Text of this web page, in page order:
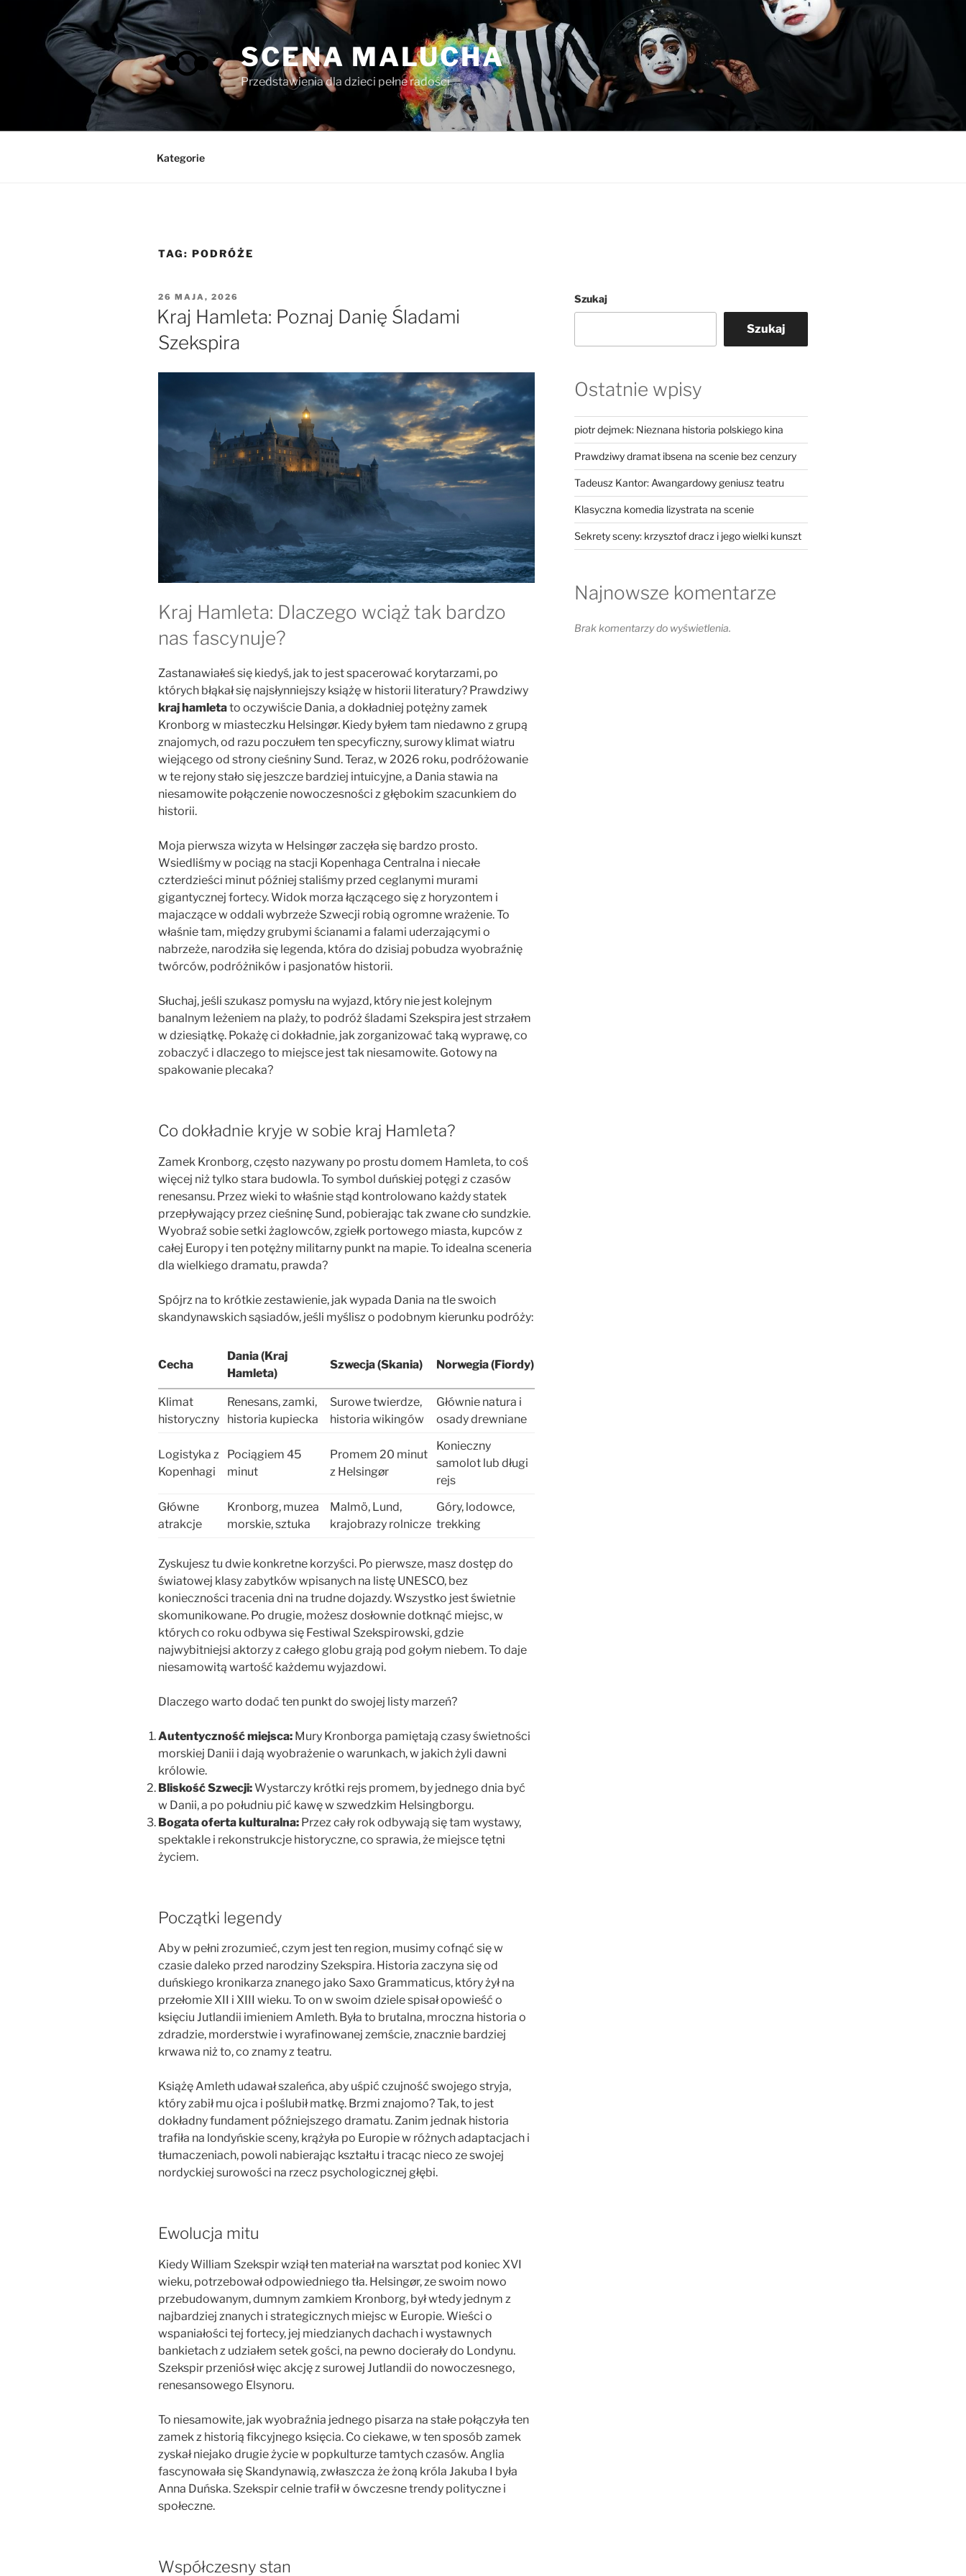
SCENA MALUCHA
Przedstawienia dla dzieci pełne radości
Kategorie
TAG: PODRÓŻE
OPUBLIKOWANE
W
26 MAJA, 2026
Kraj Hamleta: Poznaj Danię Śladami
Szekspira
Kraj Hamleta: Dlaczego wciąż tak bardzo
nas fascynuje?
Zastanawiałeś się kiedyś, jak to jest spacerować korytarzami, po
których błąkał się najsłynniejszy książę w historii literatury? Prawdziwy
kraj hamletato oczywiście Dania, a dokładniej potężny zamek
Kronborg w miasteczku Helsingør. Kiedy byłem tam niedawno z grupą
znajomych, od razu poczułem ten specyficzny, surowy klimat wiatru
wiejącego od strony cieśniny Sund. Teraz, w 2026 roku, podróżowanie
w te rejony stało się jeszcze bardziej intuicyjne, a Dania stawia na
niesamowite połączenie nowoczesności z głębokim szacunkiem do
historii.
Moja pierwsza wizyta w Helsingør zaczęła się bardzo prosto.
Wsiedliśmy w pociąg na stacji Kopenhaga Centralna i niecałe
czterdzieści minut później staliśmy przed ceglanymi murami
gigantycznej fortecy. Widok morza łączącego się z horyzontem i
majaczące w oddali wybrzeże Szwecji robią ogromne wrażenie. To
właśnie tam, między grubymi ścianami a falami uderzającymi o
nabrzeże, narodziła się legenda, która do dzisiaj pobudza wyobraźnię
twórców, podróżników i pasjonatów historii.
Słuchaj, jeśli szukasz pomysłu na wyjazd, który nie jest kolejnym
banalnym leżeniem na plaży, to podróż śladami Szekspira jest strzałem
w dziesiątkę. Pokażę ci dokładnie, jak zorganizować taką wyprawę, co
zobaczyć i dlaczego to miejsce jest tak niesamowite. Gotowy na
spakowanie plecaka?
Co dokładnie kryje w sobie kraj Hamleta?
Zamek Kronborg, często nazywany po prostu domem Hamleta, to coś
więcej niż tylko stara budowla. To symbol duńskiej potęgi z czasów
renesansu. Przez wieki to właśnie stąd kontrolowano każdy statek
przepływający przez cieśninę Sund, pobierając tak zwane cło sundzkie.
Wyobraź sobie setki żaglowców, zgiełk portowego miasta, kupców z
całej Europy i ten potężny militarny punkt na mapie. To idealna sceneria
dla wielkiego dramatu, prawda?
Spójrz na to krótkie zestawienie, jak wypada Dania na tle swoich
skandynawskich sąsiadów, jeśli myślisz o podobnym kierunku podróży:
Cecha
Dania (Kraj
Hamleta)
Szwecja (Skania) Norwegia (Fiordy)
Klimat
historyczny
Renesans, zamki,
historia kupiecka
Surowe twierdze,
historia wikingów
Głównie natura i
osady drewniane
Logistyka z
Kopenhagi
Pociągiem 45
minut
Promem 20 minut
z Helsingør
Konieczny
samolot lub długi
rejs
Główne
atrakcje
Kronborg, muzea
morskie, sztuka
Malmö, Lund,
krajobrazy rolnicze
Góry, lodowce,
trekking
Zyskujesz tu dwie konkretne korzyści. Po pierwsze, masz dostęp do
światowej klasy zabytków wpisanych na listę UNESCO, bez
konieczności tracenia dni na trudne dojazdy. Wszystko jest świetnie
skomunikowane. Po drugie, możesz dosłownie dotknąć miejsc, w
których co roku odbywa się Festiwal Szekspirowski, gdzie
najwybitniejsi aktorzy z całego globu grają pod gołym niebem. To daje
niesamowitą wartość każdemu wyjazdowi.
Dlaczego warto dodać ten punkt do swojej listy marzeń?
Autentyczność miejsca: Mury Kronborga pamiętają czasy świetności
morskiej Danii i dają wyobrażenie o warunkach, w jakich żyli dawni
królowie.
Bliskość Szwecji:Wystarczy krótki rejs promem, by jednego dnia być
w Danii, a po południu pić kawę w szwedzkim Helsingborgu.
Bogata oferta kulturalna: Przez cały rok odbywają się tam wystawy,
spektakle i rekonstrukcje historyczne, co sprawia, że miejsce tętni
życiem.
Początki legendy
Aby w pełni zrozumieć, czym jest ten region, musimy cofnąć się w
czasie daleko przed narodziny Szekspira. Historia zaczyna się od
duńskiego kronikarza znanego jako Saxo Grammaticus, który żył na
przełomie XII i XIII wieku. To on w swoim dziele spisał opowieść o
księciu Jutlandii imieniem Amleth. Była to brutalna, mroczna historia o
zdradzie, morderstwie i wyrafinowanej zemście, znacznie bardziej
krwawa niż to, co znamy z teatru.
Książę Amleth udawał szaleńca, aby uśpić czujność swojego stryja,
który zabił mu ojca i poślubił matkę. Brzmi znajomo? Tak, to jest
dokładny fundament późniejszego dramatu. Zanim jednak historia
trafiła na londyńskie sceny, krążyła po Europie w różnych adaptacjach i
tłumaczeniach, powoli nabierając kształtu i tracąc nieco ze swojej
nordyckiej surowości na rzecz psychologicznej głębi.
Ewolucja mitu
Kiedy William Szekspir wziął ten materiał na warsztat pod koniec XVI
wieku, potrzebował odpowiedniego tła. Helsingør, ze swoim nowo
przebudowanym, dumnym zamkiem Kronborg, był wtedy jednym z
najbardziej znanych i strategicznych miejsc w Europie. Wieści o
wspaniałości tej fortecy, jej miedzianych dachach i wystawnych
bankietach z udziałem setek gości, na pewno docierały do Londynu.
Szekspir przeniósł więc akcję z surowej Jutlandii do nowoczesnego,
renesansowego Elsynoru.
To niesamowite, jak wyobraźnia jednego pisarza na stałe połączyła ten
zamek z historią fikcyjnego księcia. Co ciekawe, w ten sposób zamek
zyskał niejako drugie życie w popkulturze tamtych czasów. Anglia
fascynowała się Skandynawią, zwłaszcza że żoną króla Jakuba I była
Anna Duńska. Szekspir celnie trafił w ówczesne trendy polityczne i
społeczne.
Współczesny stan
Szukaj
Szukaj
Ostatnie wpisy
piotr dejmek: Nieznana historia polskiego kina
Prawdziwy dramat ibsena na scenie bez cenzury
Tadeusz Kantor: Awangardowy geniusz teatru
Klasyczna komedia lizystrata na scenie
Sekrety sceny: krzysztof dracz i jego wielki kunszt
Najnowsze komentarze
Brak komentarzy do wyświetlenia.